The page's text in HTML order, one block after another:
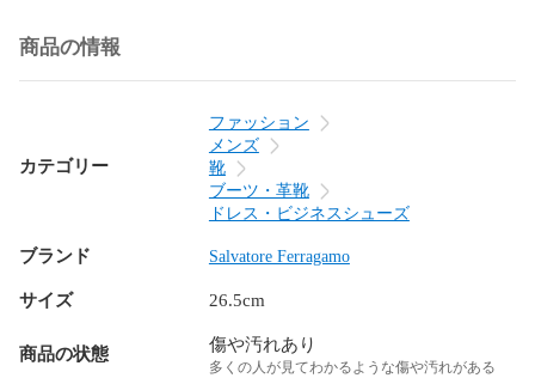
商品の情報
カテゴリー
ファッション
メンズ
靴
ブーツ・革靴
ドレス・ビジネスシューズ
ブランド Salvatore Ferragamo
サイズ 26.5cm
商品の状態 傷や汚れあり
多くの人が見てわかるような傷や汚れがある